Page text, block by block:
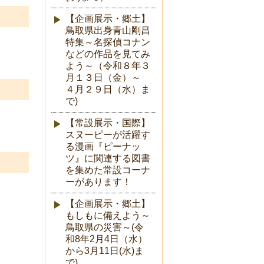
【企画展示・郷土】
鳥取県出身青山剛昌
特集～名探偵コナン
などの作品を見てみ
よう～（令和８年３
月１３日（金）～
４月２９日（水）ま
で)
【常設展示・国際】
スヌーピーが活躍す
る漫画『ピーナッ
ツ』に関連する図書
を集めた常設コーナ
ーがあります！
【企画展示・郷土】
もしもに備えよう～
鳥取県の災害～(令
和8年2月4日（水）
から3月11日(水)ま